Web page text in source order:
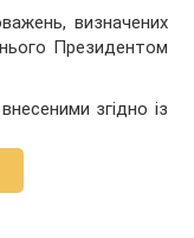
визначених
Президентом
згідно із